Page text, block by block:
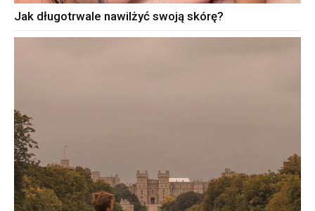
Jak długotrwale nawilżyć swoją skórę?